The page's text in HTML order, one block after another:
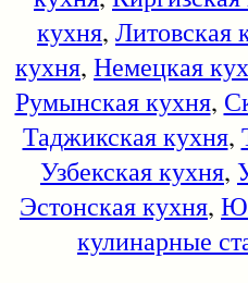
кухня, Литовская
кухня, Немецкая
Румынская кухня,
Таджикская кухня,
Узбекская кухня,
Эстонская кухня,
кулинарные